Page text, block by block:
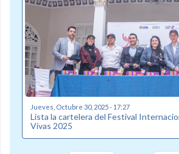
Jueves, Octubre 30, 2025 - 17:27
Lista la cartelera del Festival
Vivas 2025